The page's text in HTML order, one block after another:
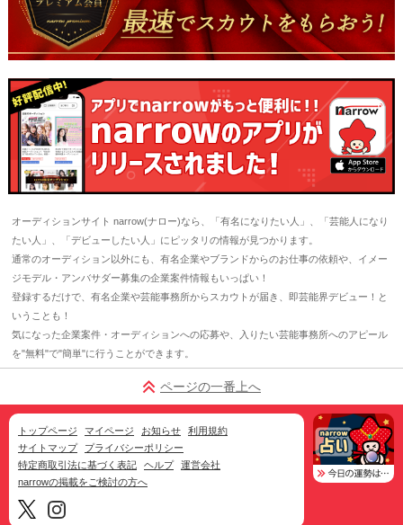
オーディションサイト narrow(ナロー)なら、「有名になりたい人」、「芸能人になり
たい人」、「デビューしたい人」にピッタリの情報が見つかります。
通常のオーディション以外にも、有名企業やブランドからのお仕事の依頼や、イメー
ジモデル・アンバサダー募集の企業案件情報もいっぱい！
登録するだけで、有名企業や芸能事務所からスカウトが届き、即芸能界デビュー！と
いうことも！
気になった企業案件・オーディションへの応募や、入りたい芸能事務所へのアピール
を"無料"で"簡単"に行うことができます。
ページの一番上へ
トップページ マイページ お知らせ
利用規約
サイトマップ
プライバシーポリシー
特定商取引法に基づく表記
ヘルプ
運営会社
narrowの掲載をご検討の方へ